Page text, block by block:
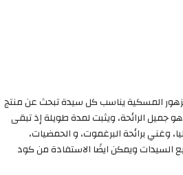
المسكية يناسب كل سيدة تبحث عن منتج
جميل الرائحة، ويثبت لمدة طويلة إذ تبقى
وغني برائحة البرغموت، و الحمضيات،
السيدات ويمكن ايضًا الاستفادة من كود